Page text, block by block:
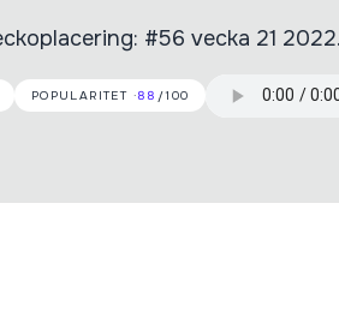
#56 vecka 21
POPULARITET ·88 /100